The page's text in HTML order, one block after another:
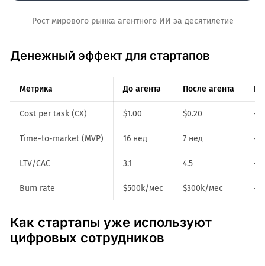
Рост мирового рынка агентного ИИ за десятилетие
Денежный эффект для стартапов
Метрика До агента После агента
Cost per task (CX) $1.00 $0.20
Time-to-market (MVP) 16 нед 7 нед
LTV/CAC 3.1 4.5
Burn rate $500k/мес $300k/мес
Как стартапы уже используют
цифровых сотрудников